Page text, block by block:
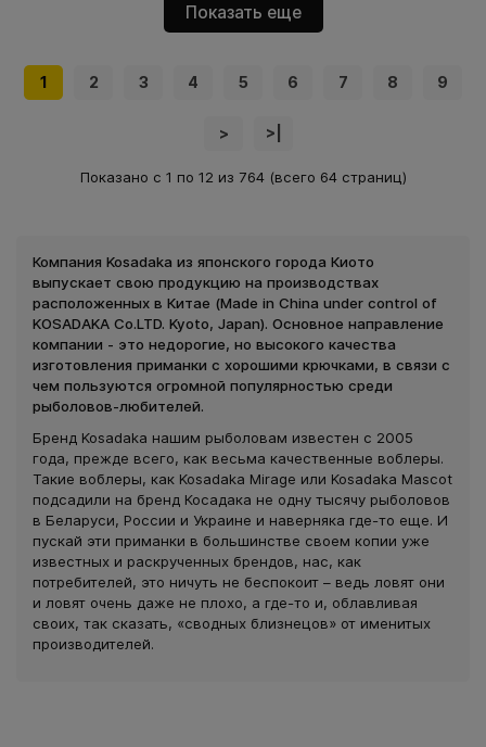
Показать еще
1 2 3 4 5 6 7 8 9
> >|
Показано с 1 по 12 из 764 (всего 64 страниц)
Компания Kosadaka из японского города Киото
выпускает свою продукцию на производствах
расположенных в Китае (Made in China under control of
KOSADAKA Co.LTD. Kyoto, Japan). Основное направление
компании - это недорогие, но высокого качества
изготовления приманки с хорошими крючками, в связи с
чем пользуются огромной популярностью среди
рыболовов-любителей.
Бренд Kosadaka нашим рыболовам известен с 2005
года, прежде всего, как весьма качественные воблеры.
Такие воблеры, как Kosadaka Mirage или Kosadaka Mascot
подсадили на бренд Косадака не одну тысячу рыболовов
в Беларуси, России и Украине и наверняка где-то еще. И
пускай эти приманки в большинстве своем копии уже
известных и раскрученных брендов, нас, как
потребителей, это ничуть не беспокоит – ведь ловят они
и ловят очень даже не плохо, а где-то и, облавливая
своих, так сказать, «сводных близнецов» от именитых
производителей.